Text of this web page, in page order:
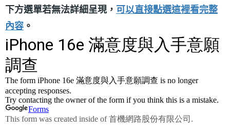
下方選單若無法詳細呈現， 可以直接點選這裡看完整
內容 。